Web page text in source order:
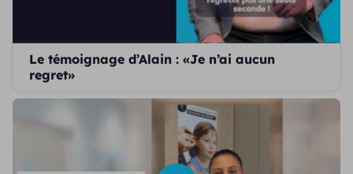
Le témoignage d’Alain : «Je n’ai aucun
regret»